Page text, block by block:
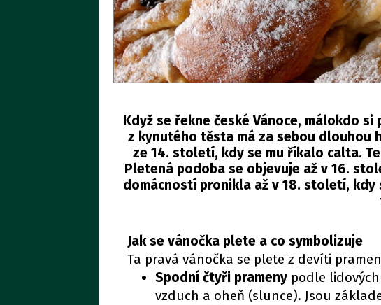
Když se řekne české Vánoce, málokdo
z kynutého těsta má za sebou dlouhou
ze 14. století, kdy se mu říkalo calta.
Pletená podoba se objevuje až v 16.
domácností pronikla až v 18. století,
Jak se vánočka plete a co symbolizuje
Ta pravá vánočka se plete z devíti
Spodní čtyři prameny podle
vzduch a oheň (slunce). Jsou